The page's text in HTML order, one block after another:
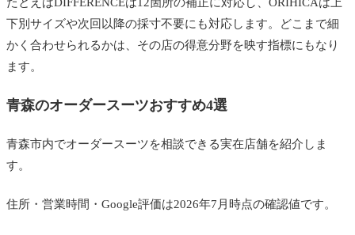
下別サイズや次回以降の採寸不要にも対応します。どこまで細
かく合わせられるかは、その店の得意分野を映す指標にもなり
ます。
青森のオーダースーツおすすめ4選
青森市内でオーダースーツを相談できる実在店舗を紹介しま
す。
住所・営業時間・Google評価は2026年7月時点の確認値です。